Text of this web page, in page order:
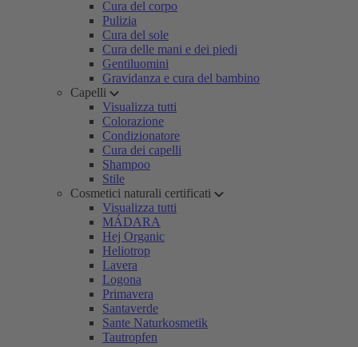
Cura del corpo
Pulizia
Cura del sole
Cura delle mani e dei piedi
Gentiluomini
Gravidanza e cura del bambino
Capelli
Visualizza tutti
Colorazione
Condizionatore
Cura dei capelli
Shampoo
Stile
Cosmetici naturali certificati
Visualizza tutti
MÁDARA
Hej Organic
Heliotrop
Lavera
Logona
Primavera
Santaverde
Sante Naturkosmetik
Tautropfen